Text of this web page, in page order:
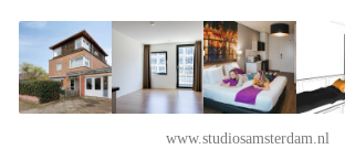
www.studiosamsterdam.nl